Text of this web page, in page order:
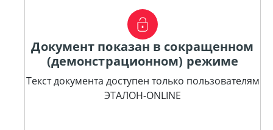
Документ показан в сокращенном
(демонстрационном) режиме
Текст документа доступен только пользователям
ЭТАЛОН-ONLINE